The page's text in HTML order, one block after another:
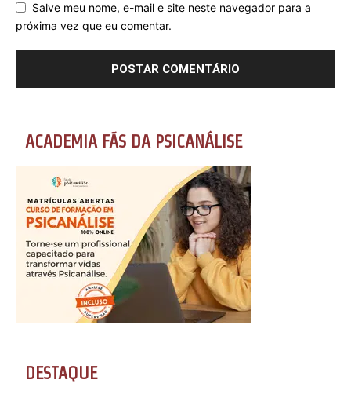
Salve meu nome, e-mail e site neste navegador para a
próxima vez que eu comentar.
ACADEMIA FÃS DA PSICANÁLISE
DESTAQUE